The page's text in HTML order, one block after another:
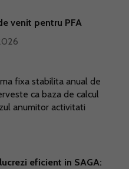
venit pentru PFA
fixa stabilita anual de
ca baza de calcul
anumitor activitati
eficient in SAGA: